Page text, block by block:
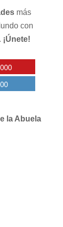
más
con
¡Únete!
la Abuela